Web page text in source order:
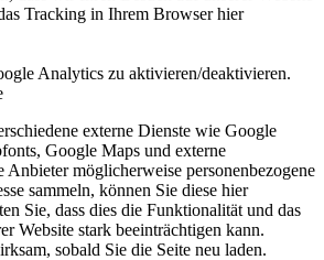
Tracking in Ihrem Browser hier
Analytics zu aktivieren/deaktivieren.
externe Dienste wie Google
Google Maps und externe
Anbieter möglicherweise personenbezogene
sammeln, können Sie diese hier
Sie, dass dies die Funktionalität und das
Website stark beeinträchtigen kann.
sobald Sie die Seite neu laden.